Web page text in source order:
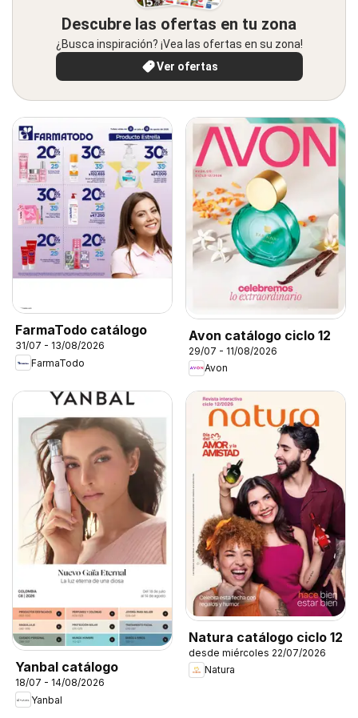
Descubre las ofertas en tu zona
¿Busca inspiración? ¡Vea las ofertas en su zona!
Ver ofertas
FarmaTodo catálogo
31/07 - 13/08/2026
FarmaTodo
Avon catálogo ciclo 12
29/07 - 11/08/2026
Avon
Yanbal catálogo
18/07 - 14/08/2026
Yanbal
Natura catálogo ciclo 12
desde miércoles 22/07/2026
Natura